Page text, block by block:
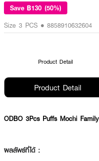
Save ฿130 (50%)
Size 3 PCS • 8858910632604
Product Detail
Product Detail
ODBO 3Pcs Puffs Mochi Family
ผลลัพธ์ที่ได้ :